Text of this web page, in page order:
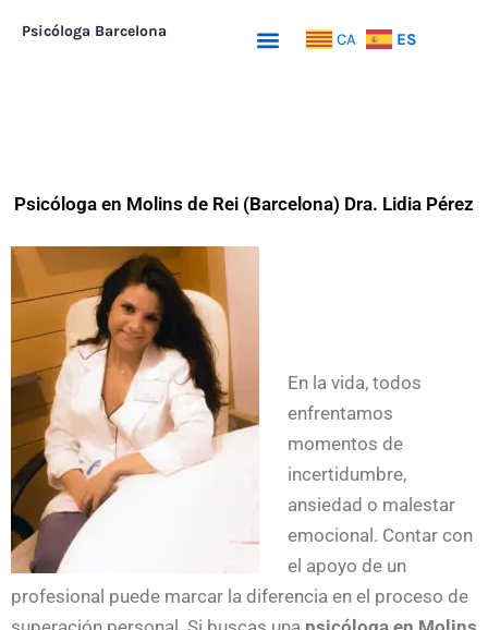
Psicóloga Barcelona Menu CA ES
Psicóloga en Molins de Rei (Barcelona) Dra. Lidia Pérez
En la vida, todos
enfrentamos
momentos de
incertidumbre,
ansiedad o malestar
emocional. Contar con
el apoyo de un
profesional puede marcar la diferencia en el proceso de